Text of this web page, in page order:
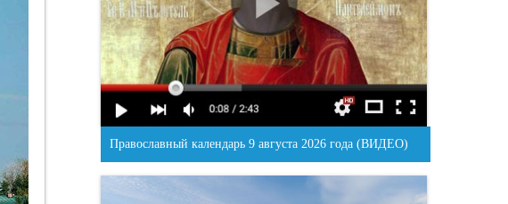
Православный календарь 9 августа 2026 года (ВИДЕО)